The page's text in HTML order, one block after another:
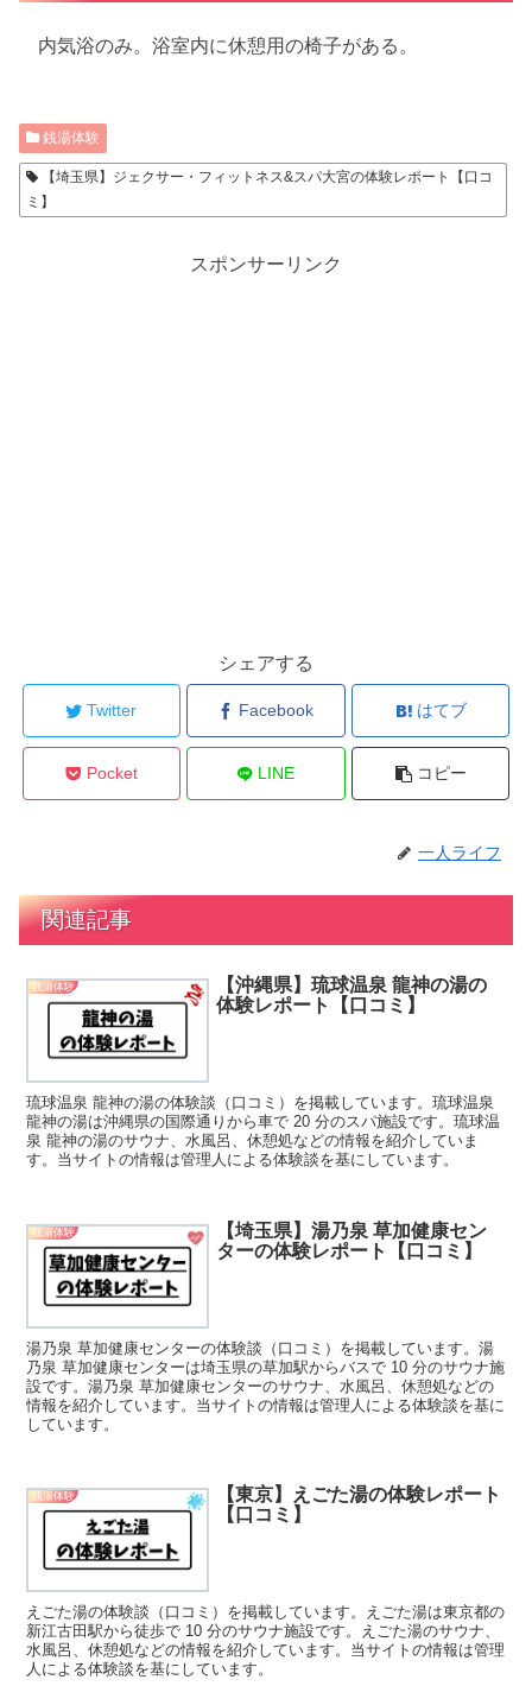
内気浴のみ。浴室内に休憩用の椅子がある。
銭湯体験
【埼玉県】ジェクサー・フィットネス&スパ大宮の体験レポート【口コ
ミ】
スポンサーリンク
シェアする
Twitter Facebook はてブ
Pocket LINE コピー
一人ライフ
関連記事
銭湯体験
【沖縄県】琉球温泉 龍神の湯の
体験レポート【口コミ】
琉球温泉 龍神の湯の体験談（口コミ）を掲載しています。琉球温泉
龍神の湯は沖縄県の国際通りから車で 20 分のスパ施設です。琉球温
泉 龍神の湯のサウナ、水風呂、休憩処などの情報を紹介していま
す。当サイトの情報は管理人による体験談を基にしています。
銭湯体験
【埼玉県】湯乃泉 草加健康セン
ターの体験レポート【口コミ】
湯乃泉 草加健康センターの体験談（口コミ）を掲載しています。湯
乃泉 草加健康センターは埼玉県の草加駅からバスで 10 分のサウナ施
設です。湯乃泉 草加健康センターのサウナ、水風呂、休憩処などの
情報を紹介しています。当サイトの情報は管理人による体験談を基に
しています。
銭湯体験
【東京】えごた湯の体験レポート
【口コミ】
えごた湯の体験談（口コミ）を掲載しています。えごた湯は東京都の
新江古田駅から徒歩で 10 分のサウナ施設です。えごた湯のサウナ、
水風呂、休憩処などの情報を紹介しています。当サイトの情報は管理
人による体験談を基にしています。